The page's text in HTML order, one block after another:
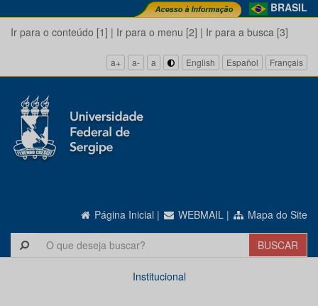
BRASIL
Ir para o conteúdo [1] | Ir para o menu [2] | Ir para a busca [3]
a+ a- a English Español Français
Página Inicial | WEBMAIL | Mapa do Site
Institucional